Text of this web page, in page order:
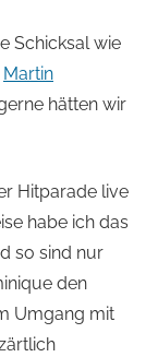
Schicksal wie
Martin
hätten wir
Hitparade live
habe ich das
so sind nur
den
Umgang mit